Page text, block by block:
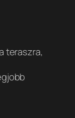
teraszra,